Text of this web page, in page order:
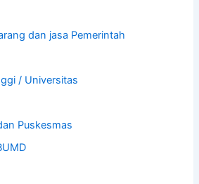
dan jasa Pemerintah
/ Universitas
Puskesmas